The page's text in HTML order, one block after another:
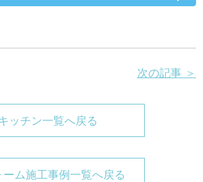
次の記事 ＞
ッチン一覧へ戻る
ーム施工事例一覧へ戻る